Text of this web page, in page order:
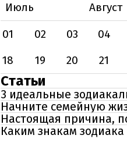
Июль
Август
01
02 03 04
18
19 20 21
Статьи
3 идеальные
Начните семейную
Настоящая причина,
Каким знакам